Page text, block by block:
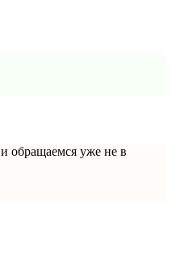
обращаемся уже не в